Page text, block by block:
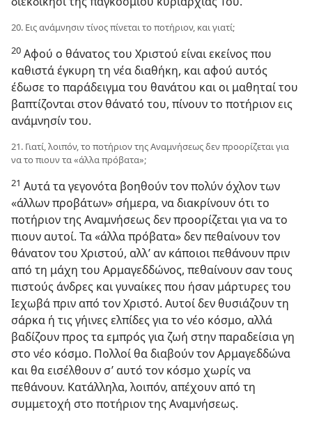
20. Εις ανάμνησιν τίνος πίνεται το ποτήριον, και γιατί;
20 Αφού ο θάνατος του Χριστού είναι εκείνος που
καθιστά έγκυρη τη νέα διαθήκη, και αφού αυτός
έδωσε το παράδειγμα του θανάτου και οι μαθηταί του
βαπτίζονται στον θάνατό του, πίνουν το ποτήριον εις
ανάμνησίν του.
21. Γιατί, λοιπόν, το ποτήριον της Αναμνήσεως δεν προορίζεται για
να το πιουν τα «άλλα πρόβατα»;
21 Αυτά τα γεγονότα βοηθούν τον πολύν όχλον των
«άλλων προβάτων» σήμερα, να διακρίνουν ότι το
ποτήριον της Αναμνήσεως δεν προορίζεται για να το
πιουν αυτοί. Τα «άλλα πρόβατα» δεν πεθαίνουν τον
θάνατον του Χριστού, αλλ’ αν κάποιοι πεθάνουν πριν
από τη μάχη του Αρμαγεδδώνος, πεθαίνουν σαν τους
πιστούς άνδρες και γυναίκες που ήσαν μάρτυρες του
Ιεχωβά πριν από τον Χριστό. Αυτοί δεν θυσιάζουν τη
σάρκα ή τις γήινες ελπίδες για το νέο κόσμο, αλλά
βαδίζουν προς τα εμπρός για ζωή στην παραδείσια γη
στο νέο κόσμο. Πολλοί θα διαβούν τον Αρμαγεδδώνα
και θα εισέλθουν σ’ αυτό τον κόσμο χωρίς να
πεθάνουν. Κατάλληλα, λοιπόν, απέχουν από τη
συμμετοχή στο ποτήριον της Αναμνήσεως.